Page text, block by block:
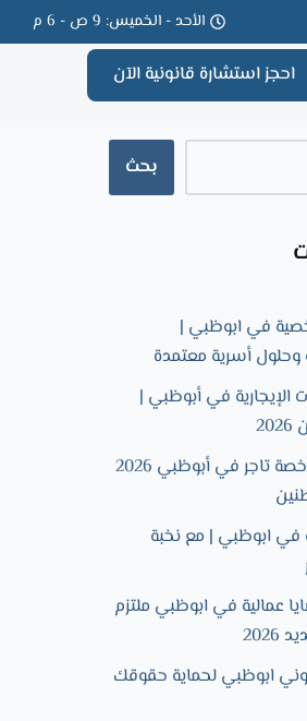
الأحد - الخميس: 9 ص - 6 م
احجز استشارة قانونية الآن
بحث
في ابوظبي |
وحلول أسرية معتمدة
الإيجارية في أبوظبي |
خطوات استخراج رخصة تاجر في أبوظبي 2026
في ابوظبي | مع نخبة
عمالية في ابوظبي ملتزم
ابوظبي لحماية حقوقك